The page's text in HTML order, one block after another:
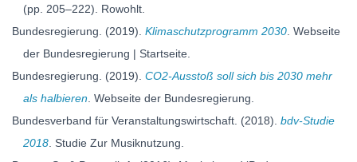
(pp. 205–222). Rowohlt.
Bundesregierung. (2019). Klimaschutzprogramm 2030 . Webseite
der Bundesregierung | Startseite.
Bundesregierung. (2019). CO2-Ausstoß soll sich bis 2030 mehr
als halbieren . Webseite der Bundesregierung.
Bundesverband für Veranstaltungswirtschaft. (2018). bdv-Studie
2018 . Studie Zur Musiknutzung.